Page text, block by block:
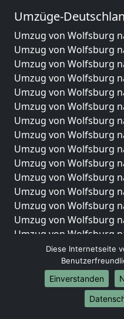
Umzüge-
Umzug von Wolfsburg
Umzug von Wolfsburg
Umzug von Wolfsburg
Umzug von Wolfsburg
Umzug von Wolfsburg
Umzug von Wolfsburg
Umzug von Wolfsburg
Umzug von Wolfsburg
Umzug von Wolfsburg
Umzug von Wolfsburg
Umzug von Wolfsburg
Umzug von Wolfsburg
Umzug von Wolfsburg
Umzug von Wolfsburg
Umzug von Wolfsburg
Umzug von Wolfsburg
Umzug von Wolfsburg
Umzug von Wolfsburg
Umzug von Wolfsburg
Umzug von Wolfsburg
Diese Internetseite
Einverstanden